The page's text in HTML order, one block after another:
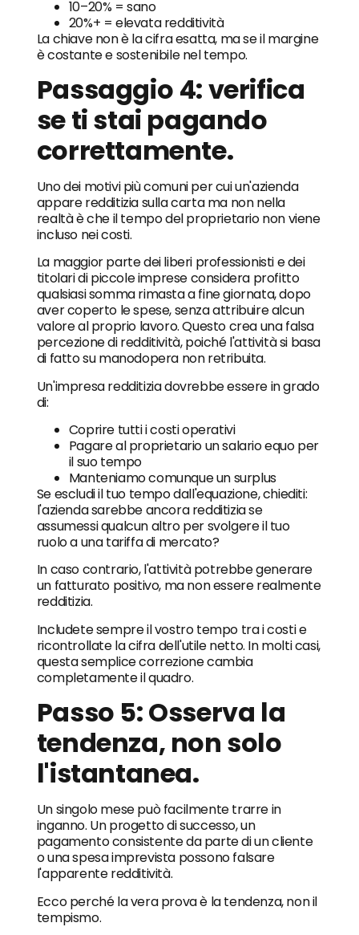
10–20% = sano
20%+ = elevata redditività
La chiave non è la cifra esatta, ma se il margine
è costante e sostenibile nel tempo.
Passaggio 4: verifica
se ti stai pagando
correttamente.
Uno dei motivi più comuni per cui un'azienda
appare redditizia sulla carta ma non nella
realtà è che il tempo del proprietario non viene
incluso nei costi.
La maggior parte dei liberi professionisti e dei
titolari di piccole imprese considera profitto
qualsiasi somma rimasta a fine giornata, dopo
aver coperto le spese, senza attribuire alcun
valore al proprio lavoro. Questo crea una falsa
percezione di redditività, poiché l'attività si basa
di fatto su manodopera non retribuita.
Un'impresa redditizia dovrebbe essere in grado
di:
Coprire tutti i costi operativi
Pagare al proprietario un salario equo per
il suo tempo
Manteniamo comunque un surplus
Se escludi il tuo tempo dall'equazione, chiediti:
l'azienda sarebbe ancora redditizia se
assumessi qualcun altro per svolgere il tuo
ruolo a una tariffa di mercato?
In caso contrario, l'attività potrebbe generare
un fatturato positivo, ma non essere realmente
redditizia.
Includete sempre il vostro tempo tra i costi e
ricontrollate la cifra dell'utile netto. In molti casi,
questa semplice correzione cambia
completamente il quadro.
Passo 5: Osserva la
tendenza, non solo
l'istantanea.
Un singolo mese può facilmente trarre in
inganno. Un progetto di successo, un
pagamento consistente da parte di un cliente
o una spesa imprevista possono falsare
l'apparente redditività.
Ecco perché la vera prova è la tendenza, non il
tempismo.